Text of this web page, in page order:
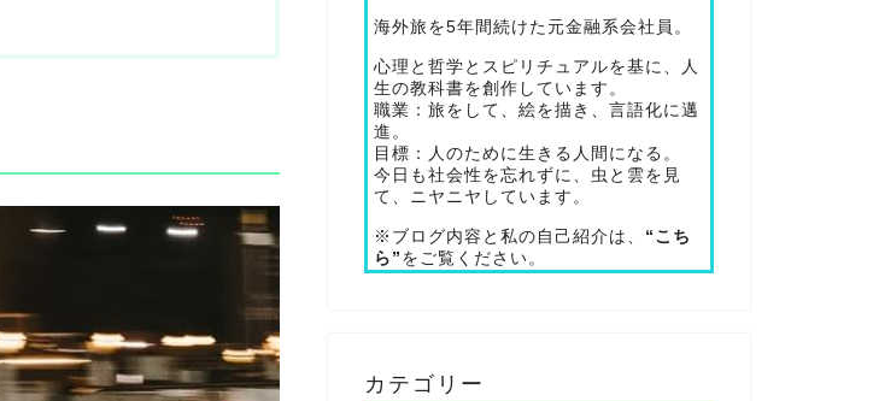
海外旅を5年間続けた元金融系会社員。
心理と哲学とスピリチュアルを基に、人
生の教科書を創作しています。
職業：旅をして、絵を描き、言語化に邁
進。
目標：人のために生きる人間になる。
今日も社会性を忘れずに、虫と雲を見
て、ニヤニヤしています。
※ブログ内容と私の自己紹介は、 “こち
ら” をご覧ください。
カテゴリー